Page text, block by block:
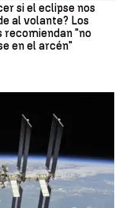
si el eclipse nos
al volante? Los
recomiendan "no
en el arcén"